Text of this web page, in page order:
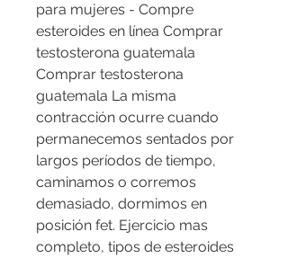
para mujeres - Compre
esteroides en línea Comprar
testosterona guatemala
Comprar testosterona
guatemala La misma
contracción ocurre cuando
permanecemos sentados por
largos períodos de tiempo,
caminamos o corremos
demasiado, dormimos en
posición fet. Ejercicio mas
completo, tipos de esteroides